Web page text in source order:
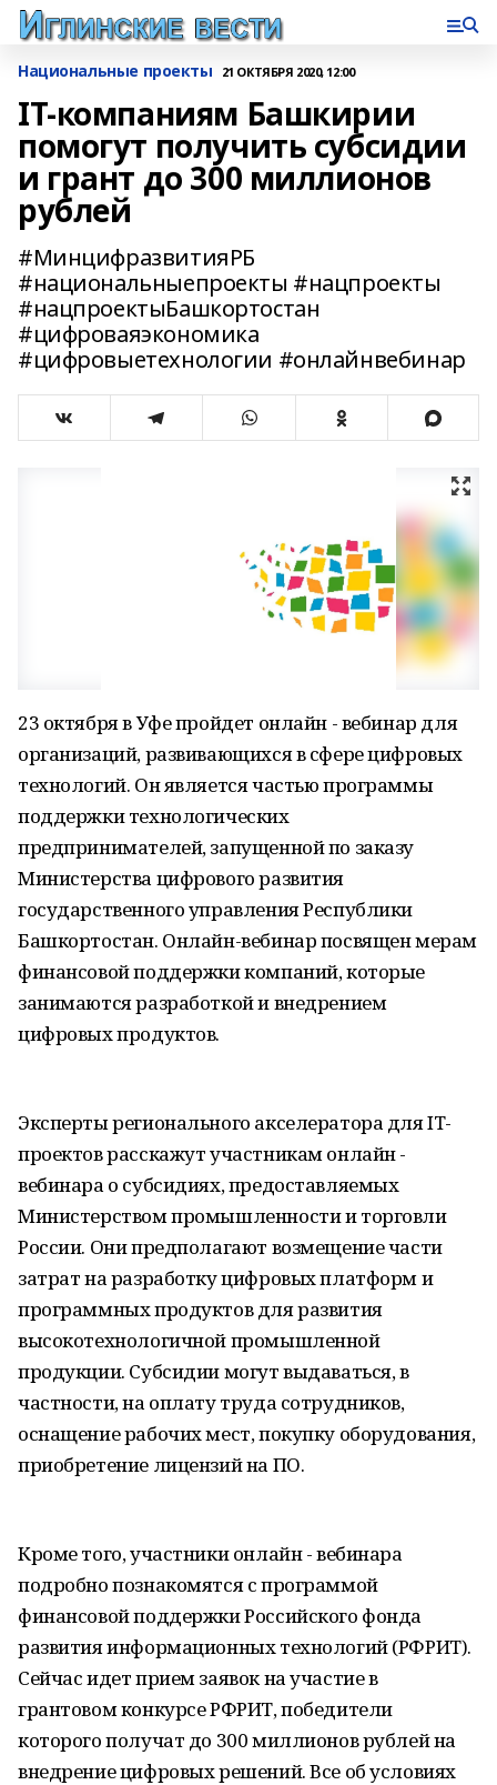
Национальные проекты 21 ОКТЯБРЯ 2020, 12:00
IT-компаниям Башкирии
помогут получить субсидии
и грант до 300 миллионов
рублей
#МинцифразвитияРБ
#национальныепроекты #нацпроекты
#нацпроектыБашкортостан
#цифроваяэкономика
#цифровыетехнологии #онлайнвебинар
23 октября в Уфе пройдет онлайн - вебинар для
организаций, развивающихся в сфере цифровых
технологий. Он является частью программы
поддержки технологических
предпринимателей, запущенной по заказу
Министерства цифрового развития
государственного управления Республики
Башкортостан. Онлайн-вебинар посвящен мерам
финансовой поддержки компаний, которые
занимаются разработкой и внедрением
цифровых продуктов.
Эксперты регионального акселератора для IT-
проектов расскажут участникам онлайн -
вебинара о субсидиях, предоставляемых
Министерством промышленности и торговли
России. Они предполагают возмещение части
затрат на разработку цифровых платформ и
программных продуктов для развития
высокотехнологичной промышленной
продукции. Субсидии могут выдаваться, в
частности, на оплату труда сотрудников,
оснащение рабочих мест, покупку оборудования,
приобретение лицензий на ПО.
Кроме того, участники онлайн - вебинара
подробно познакомятся с программой
финансовой поддержки Российского фонда
развития информационных технологий (РФРИТ).
Сейчас идет прием заявок на участие в
грантовом конкурсе РФРИТ, победители
которого получат до 300 миллионов рублей на
внедрение цифровых решений. Все об условиях